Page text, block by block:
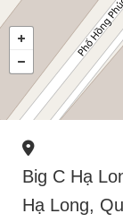
Big C Hạ
Hạ Long,